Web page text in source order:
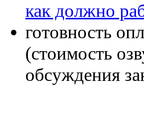
как должно
готовность
(стоимость
обсуждения